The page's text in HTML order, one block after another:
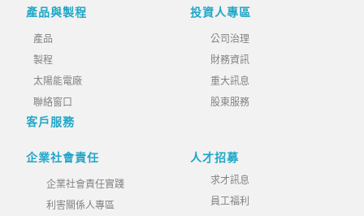
產品與製程
產品
製程
太陽能電廠
聯絡窗口
客戶服務
投資人專區
公司治理
財務資訊
重大訊息
股東服務
企業社會責任
企業社會責任實踐
利害關係人專區
人才招募
求才訊息
員工福利